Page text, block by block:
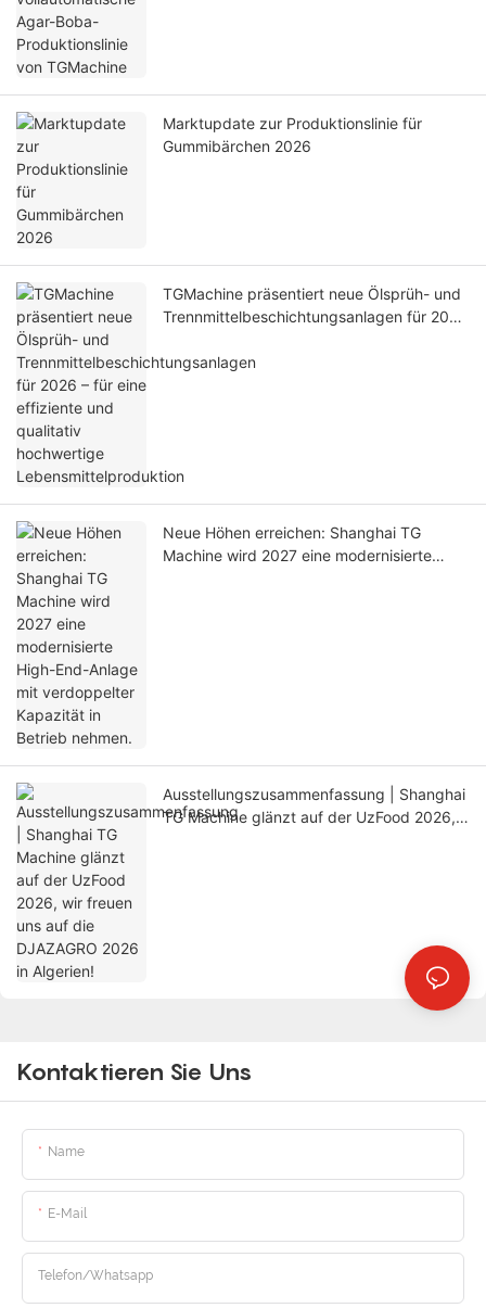
Marktupdate zur Produktionslinie für
Gummibärchen 2026
TGMachine präsentiert neue Ölsprüh- und
Trennmittelbeschichtungsanlagen für 2026
hochwertige Lebensmittelproduktion
Neue Höhen erreichen: Shanghai TG
Machine wird 2027 eine modernisierte
Ausstellungszusammenfassung | Shanghai
TG Machine glänzt auf der UzFood 2026,
Kontaktieren Sie Uns
Name
E-Mail
Telefon/whatsapp